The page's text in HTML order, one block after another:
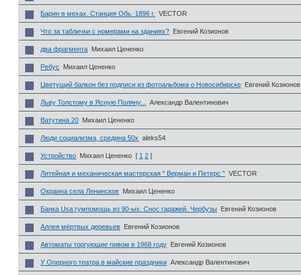
Барин в мехах. Станция Обь. 1896 г. VECTOR
Что за таблички с номерами на зданиях? Евгений Козионов
два фрагмента Михаил Цененко
Ребус Михаил Цененко
Цветущий балкон без подписи из фотоальбома о Новосибирске Евгений Козионов
Льву Толстому в Ясную Поляну... Александр Валентинович
Ватутина 20 Михаил Цененко
Люди социализма, средина 50х aleks54
Устройство Михаил Цененко [ 1 2 ]
Литейная и механическая мастерская " Верман и Петерс " VECTOR
Окраина села Ленинское Михаил Цененко
Банка Usa гумпомощь из 90-ых. Снос гаражей. Чербузы Евгений Козионов
Аллея мёртвых деревьев Евгений Козионов
Автоматы торгующие пивом в 1968 году Евгений Козионов
У Оперного театра в майские праздники Александр Валентинович